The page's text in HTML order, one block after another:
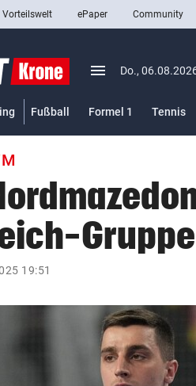
closeSchließen
Abonnieren
GmbH & Co KG 2026
Vorteilswelt ePaper Community
menu Menü aufklappen
Do.,
Fußball Formel 1 Tennis
Gruppe
19:51